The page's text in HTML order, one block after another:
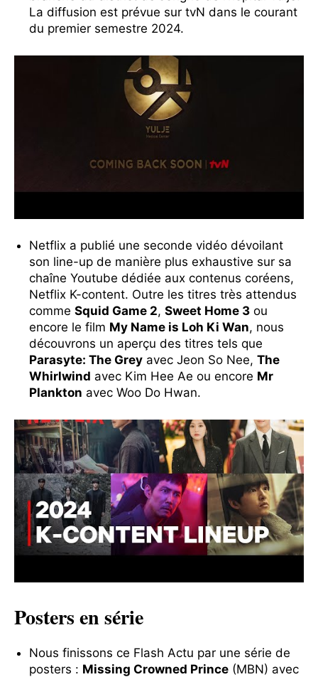
La diffusion est prévue sur tvN dans le courant
du premier semestre 2024.
Netflix a publié une seconde vidéo dévoilant
son line-up de manière plus exhaustive sur sa
chaîne Youtube dédiée aux contenus coréens,
Netflix K-content. Outre les titres très attendus
comme Squid Game 2, Sweet Home 3 ou
encore le film My Name is Loh Ki Wan, nous
découvrons un aperçu des titres tels que
Parasyte: The Grey avec Jeon So Nee, The
Whirlwind avec Kim Hee Ae ou encore Mr
Plankton avec Woo Do Hwan.
Posters en série
Nous finissons ce Flash Actu par une série de
posters : Missing Crowned Prince (MBN) avec